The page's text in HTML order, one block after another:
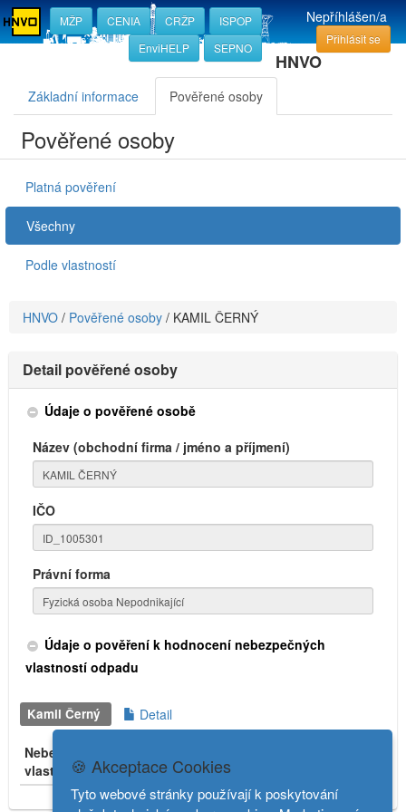
MŽP CENIA CRŽP
ISPOP
EnviHELP
SEPNO
Nepříhlášen/a
Přihlásit se
HNVO
Základní informace Pověřené osoby
Pověřené osoby
Platná pověření
Všechny
Podle vlastností
HNVO / Pověřené osoby / KAMIL ČERNÝ
Detail pověřené osoby
Údaje o pověřené osobě
Název (obchodní firma / jméno a příjmení)
IČO
Právní forma
Údaje o pověření k hodnocení nebezpečných
vlastností odpadu
Kamil Černý Detail
Nebezpečné
vlastnosti
platnosti
🍪 Akceptace Cookies
Tyto webové stránky používají k poskytování